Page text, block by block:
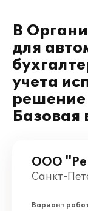
В
для
учета
решение
Базовая
ООО
Санкт-
Вариант